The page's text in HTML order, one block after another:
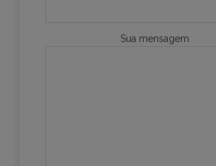
Sua mensagem